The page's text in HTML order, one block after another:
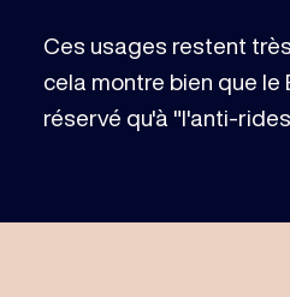
Ces usages restent
cela montre bien que le
réservé qu'à "l'anti-